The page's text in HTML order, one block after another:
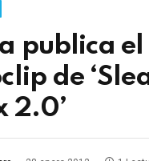
publica el
de
2.0’